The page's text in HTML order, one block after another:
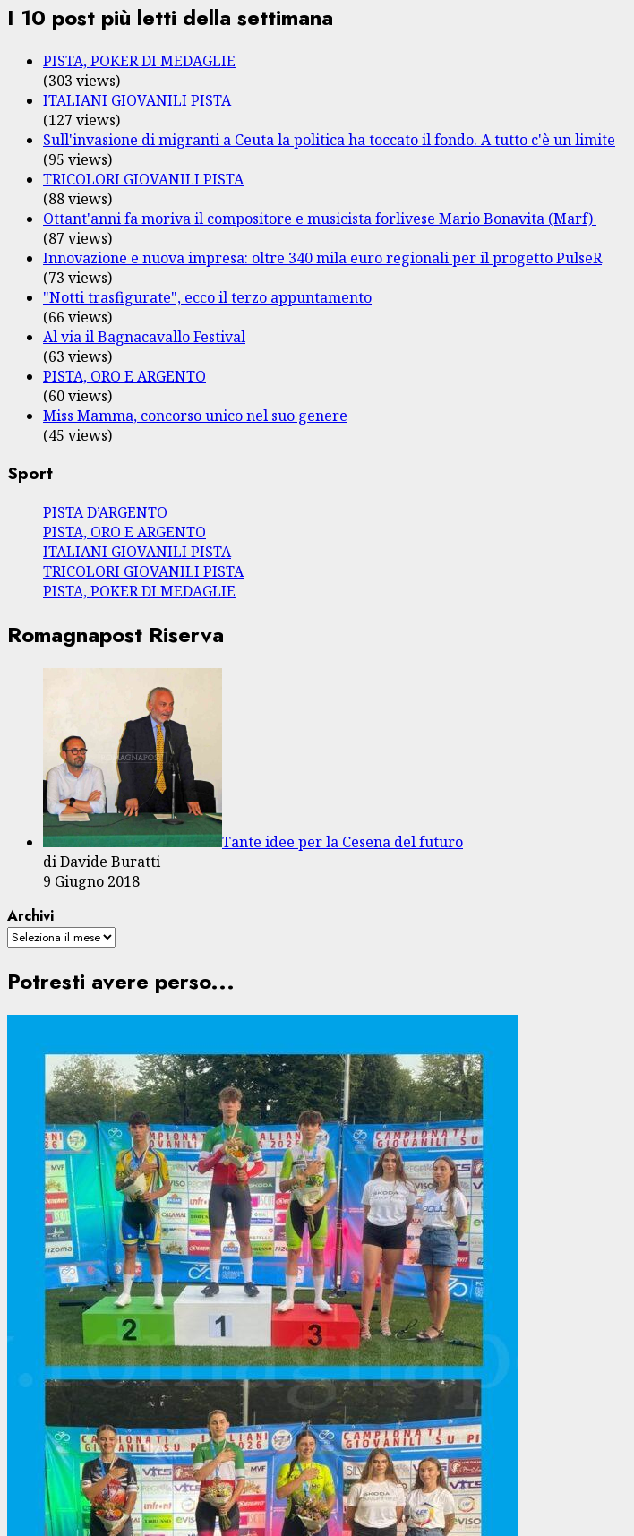
I 10 post più letti della settimana
PISTA, POKER DI MEDAGLIE
(303 views)
ITALIANI GIOVANILI PISTA
(127 views)
Sull'invasione di migranti a Ceuta la politica ha toccato il fondo. A tutto c'è un limite
(95 views)
TRICOLORI GIOVANILI PISTA
(88 views)
Ottant'anni fa moriva il compositore e musicista forlivese Mario Bonavita (Marf)
(87 views)
Innovazione e nuova impresa: oltre 340 mila euro regionali per il progetto PulseR
(73 views)
"Notti trasfigurate", ecco il terzo appuntamento
(66 views)
Al via il Bagnacavallo Festival
(63 views)
PISTA, ORO E ARGENTO
(60 views)
Miss Mamma, concorso unico nel suo genere
(45 views)
Sport
PISTA D’ARGENTO
PISTA, ORO E ARGENTO
ITALIANI GIOVANILI PISTA
TRICOLORI GIOVANILI PISTA
PISTA, POKER DI MEDAGLIE
Romagnapost Riserva
Tante idee per la Cesena del futuro
di Davide Buratti
9 Giugno 2018
Archivi
Potresti avere perso...